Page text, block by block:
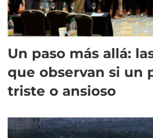
Un paso más allá:
que observan si un
triste o ansioso